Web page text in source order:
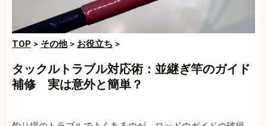
TOP > その他> お役立ち >
タックルトラブル対応術：並継ぎ竿のガイド
補修 実は意外と簡単？